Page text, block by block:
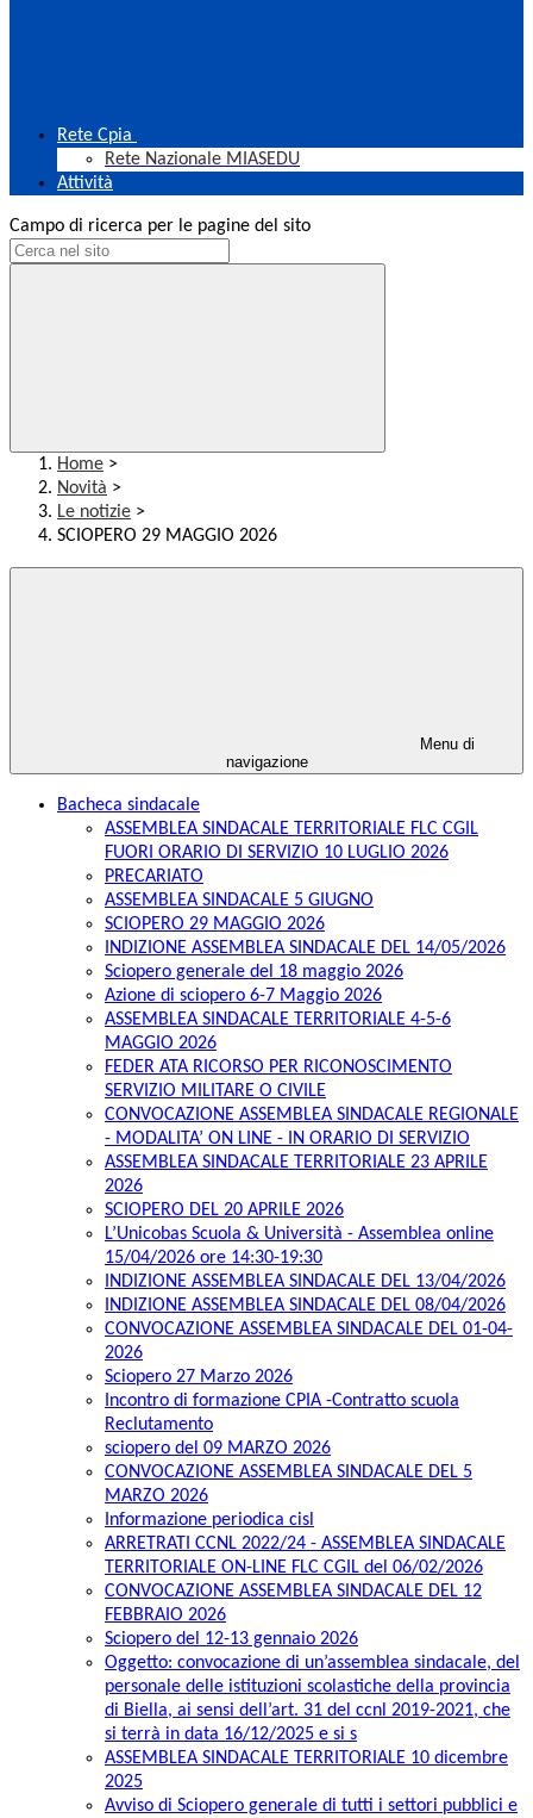
Rete Cpia
Rete Nazionale MIASEDU
Attività
Campo di ricerca per le pagine del sito
Home >
Novità >
Le notizie >
SCIOPERO 29 MAGGIO 2026
Menu di
navigazione
Bacheca sindacale
ASSEMBLEA SINDACALE TERRITORIALE FLC CGIL
FUORI ORARIO DI SERVIZIO 10 LUGLIO 2026
PRECARIATO
ASSEMBLEA SINDACALE 5 GIUGNO
SCIOPERO 29 MAGGIO 2026
INDIZIONE ASSEMBLEA SINDACALE DEL 14/05/2026
Sciopero generale del 18 maggio 2026
Azione di sciopero 6-7 Maggio 2026
ASSEMBLEA SINDACALE TERRITORIALE 4-5-6
MAGGIO 2026
FEDER ATA RICORSO PER RICONOSCIMENTO
SERVIZIO MILITARE O CIVILE
CONVOCAZIONE ASSEMBLEA SINDACALE REGIONALE
- MODALITA’ ON LINE - IN ORARIO DI SERVIZIO
ASSEMBLEA SINDACALE TERRITORIALE 23 APRILE
2026
SCIOPERO DEL 20 APRILE 2026
L’Unicobas Scuola & Università - Assemblea online
15/04/2026 ore 14:30-19:30
INDIZIONE ASSEMBLEA SINDACALE DEL 13/04/2026
INDIZIONE ASSEMBLEA SINDACALE DEL 08/04/2026
CONVOCAZIONE ASSEMBLEA SINDACALE DEL 01-04-
2026
Sciopero 27 Marzo 2026
Incontro di formazione CPIA -Contratto scuola
Reclutamento
sciopero del 09 MARZO 2026
CONVOCAZIONE ASSEMBLEA SINDACALE DEL 5
MARZO 2026
Informazione periodica cisl
ARRETRATI CCNL 2022/24 - ASSEMBLEA SINDACALE
TERRITORIALE ON-LINE FLC CGIL del 06/02/2026
CONVOCAZIONE ASSEMBLEA SINDACALE DEL 12
FEBBRAIO 2026
Sciopero del 12-13 gennaio 2026
Oggetto: convocazione di un’assemblea sindacale, del
personale delle istituzioni scolastiche della provincia
di Biella, ai sensi dell’art. 31 del ccnl 2019-2021, che
si terrà in data 16/12/2025 e si s
ASSEMBLEA SINDACALE TERRITORIALE 10 dicembre
2025
Avviso di Sciopero generale di tutti i settori pubblici e